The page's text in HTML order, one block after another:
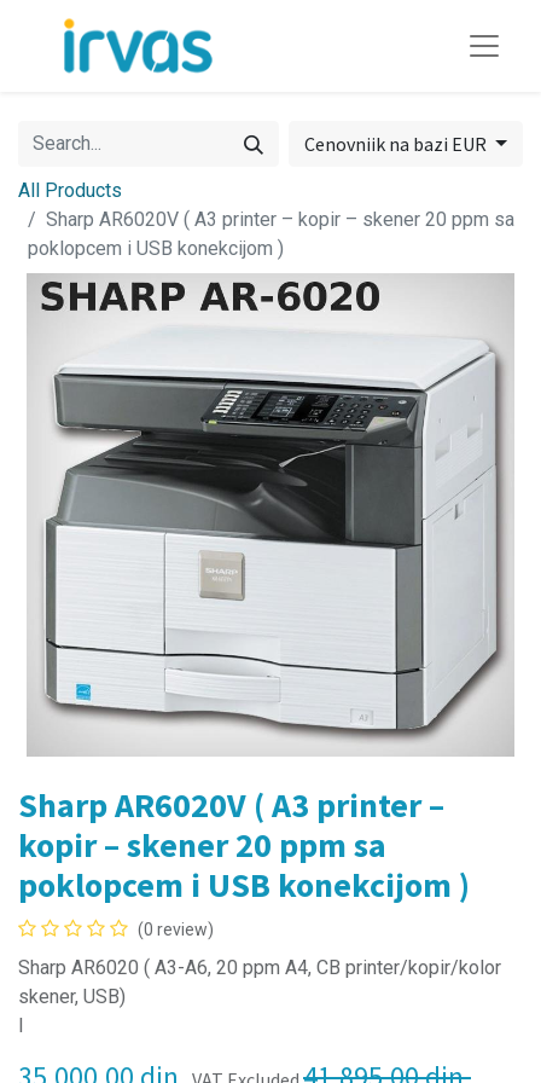
Cenovniik na bazi EUR
All Products
Sharp AR6020V ( A3 printer – kopir – skener 20 ppm sa
poklopcem i USB konekcijom )
Sharp AR6020V ( A3 printer –
kopir – skener 20 ppm sa
poklopcem i USB konekcijom )
(0 review)
Sharp AR6020 ( A3-A6, 20 ppm A4, CB printer/kopir/kolor
skener, USB)
I